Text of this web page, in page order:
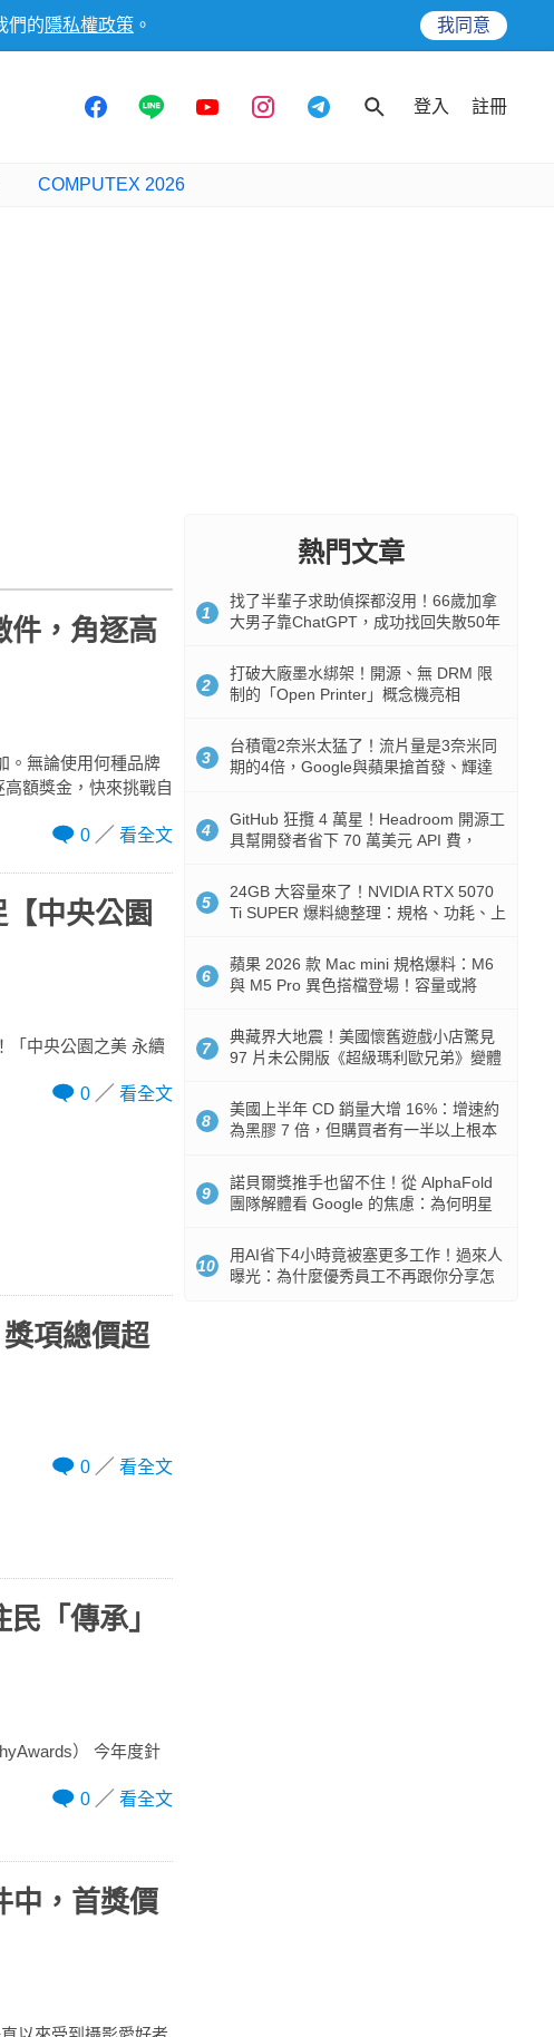
們的 隱私權政策 。 我同意
登入 註冊
COMPUTEX 2026
件，角逐高
。無論使用何種品牌
額獎金，快來挑戰自
0
看全文
中央公園
「中央公園之美 永續
0
看全文
項總價超
0 看全文
「傳承」
） 今年度針
0
看全文
中，首獎價
熱門文章
1
找了半輩子求助偵探都沒用！66歲加拿
大男子靠ChatGPT，成功找回失散50年
2
打破大廠墨水綁架！開源、無 DRM 限
制的「Open Printer」概念機亮相
3
台積電2奈米太猛了！流片量是3奈米同
期的4倍，Google與蘋果搶首發、輝達
4
GitHub 狂攬 4 萬星！Headroom 開源工
具幫開發者省下 70 萬美元 API 費，
5
24GB 大容量來了！NVIDIA RTX 5070
Ti SUPER 爆料總整理：規格、功耗、上
6
蘋果 2026 款 Mac mini 規格爆料：M6
與 M5 Pro 異色搭檔登場！容量或將
7
典藏界大地震！美國懷舊遊戲小店驚見
97 片未公開版《超級瑪利歐兄弟》變體
8
美國上半年 CD 銷量大增 16%：增速約
為黑膠 7 倍，但購買者有一半以上根本
9
諾貝爾獎推手也留不住！從 AlphaFold
團隊解體看 Google 的焦慮：為何明星
10
用AI省下4小時竟被塞更多工作！過來人
曝光：為什麼優秀員工不再跟你分享怎